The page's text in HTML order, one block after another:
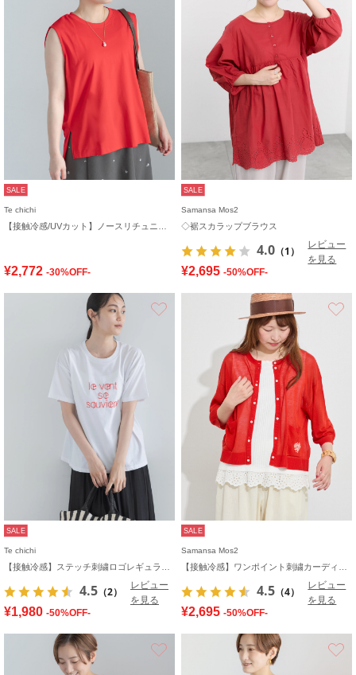
SALE
Te chichi
¥2,772 -30%OFF-
SALE
Samansa Mos2
◇裾スカラップブラウス
4.0 （1）
レビュー
を見る
¥2,695 -50%OFF-
SALE
Te chichi
4.5 （2）
レビュー
を見る
¥1,980 -50%OFF-
SALE
Samansa Mos2
4.5 （4）
レビュー
を見る
¥2,695 -50%OFF-